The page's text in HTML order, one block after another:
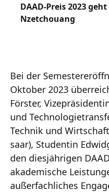
DAAD-Preis 2023
Nzetchouang
Bei der
Oktober 2023
Förster,
und
Technik und
saar), Studentin
den diesjährigen
akademische
außerfachliches